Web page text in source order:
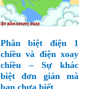
Phân biệt điện 1
chiều và điện xoay
chiều – Sự khác
biệt đơn giản mà